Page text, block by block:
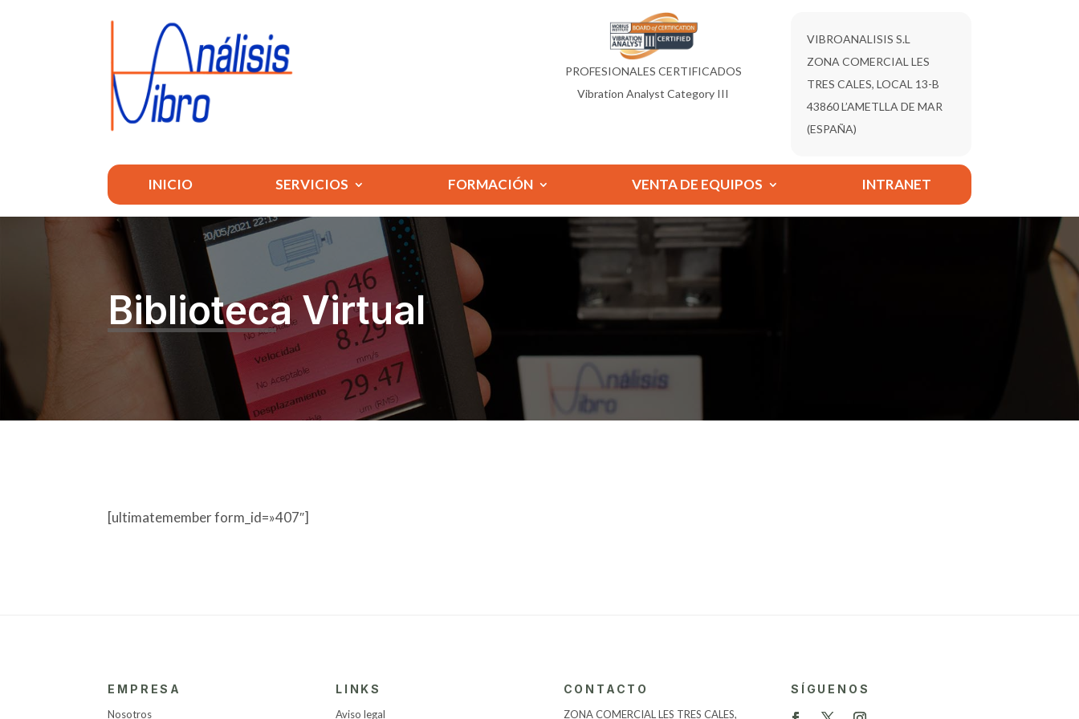
PROFESIONALES CERTIFICADOS
Vibration Analyst Category III
VIBROANALISIS S.L
ZONA COMERCIAL LES
TRES CALES, LOCAL 13-B
43860 L’AMETLLA DE MAR
(ESPAÑA)
INICIO SERVICIOS FORMACIÓN VENTA DE EQUIPOS INTRANET
Biblioteca Virtual
[ultimatemember form_id=»407″]
EMPRESA
Nosotros
LINKS
Aviso legal
CONTACTO
ZONA COMERCIAL LES TRES CALES,
SÍGUENOS